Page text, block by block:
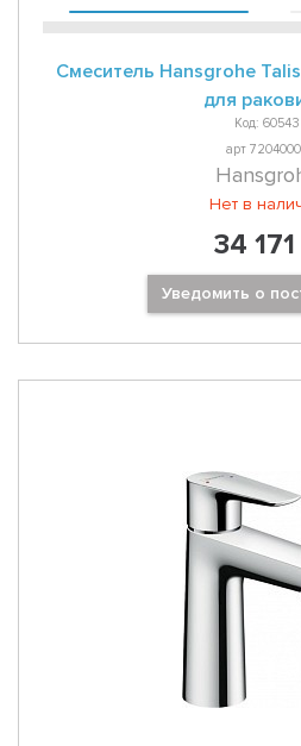
Смеситель Hansgrohe
для
Код: 60543
арт
Нет в
34
Уведомить о